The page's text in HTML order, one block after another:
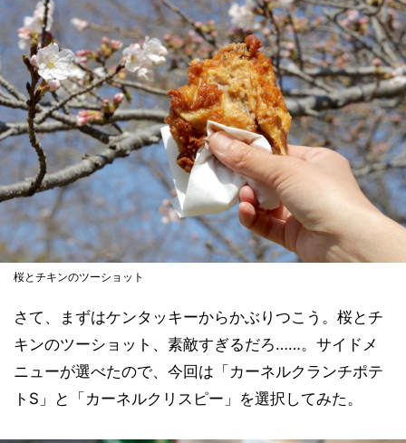
桜とチキンのツーショット
さて、まずはケンタッキーからかぶりつこう。桜とチ
キンのツーショット、素敵すぎるだろ……。サイドメ
ニューが選べたので、今回は「カーネルクランチポテ
トS」と「カーネルクリスピー」を選択してみた。